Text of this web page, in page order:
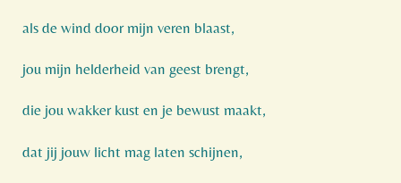
als de wind door mijn veren blaast,
jou mijn helderheid van geest brengt,
die jou wakker kust en je bewust maakt,
dat jij jouw licht mag laten schijnen,